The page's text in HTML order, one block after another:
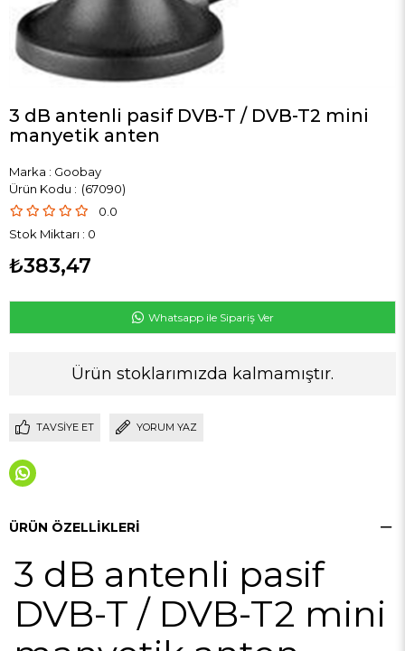
3 dB antenli pasif DVB-T / DVB-T2 mini
manyetik anten
Marka : Goobay
(67090)
0.0
Stok Miktarı : 0
₺383,47
Whatsapp ile Sipariş Ver
Ürün stoklarımızda kalmamıştır.
TAVSIYE ET YORUM YAZ
ÜRÜN ÖZELLIKLERI
3 dB antenli pasif
DVB-T / DVB-T2 mini